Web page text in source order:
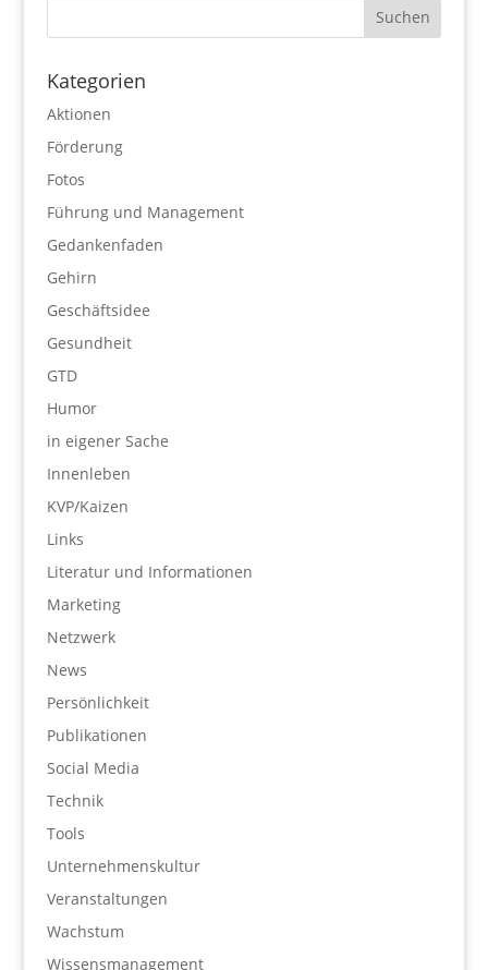
Kategorien
Aktionen
Förderung
Fotos
Führung und Management
Gedankenfaden
Gehirn
Geschäftsidee
Gesundheit
GTD
Humor
in eigener Sache
Innenleben
KVP/Kaizen
Links
Literatur und Informationen
Marketing
Netzwerk
News
Persönlichkeit
Publikationen
Social Media
Technik
Tools
Unternehmenskultur
Veranstaltungen
Wachstum
Wissensmanagement